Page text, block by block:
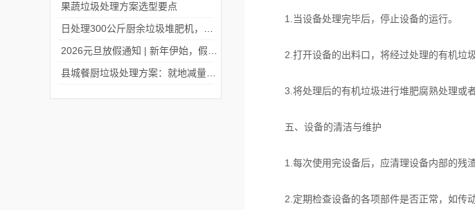
果蔬垃圾处理方案选型要点
1.当设备处理完毕后，停止设备的运行。
2.打开设备的出料口，将经过处理的有机垃圾
3.将处理后的有机垃圾进行堆肥腐熟处理或者
五、设备的清洁与维护
1.每次使用完设备后，应清理设备内部的残渣
2.定期检查设备的各项部件是否正常，如传动